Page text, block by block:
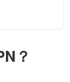
？